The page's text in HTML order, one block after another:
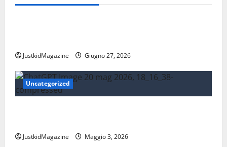
Lavoro
JustkidMagazine Giugno 27, 2026
Uncategorized
JustkidMagazine
Maggio 3, 2026